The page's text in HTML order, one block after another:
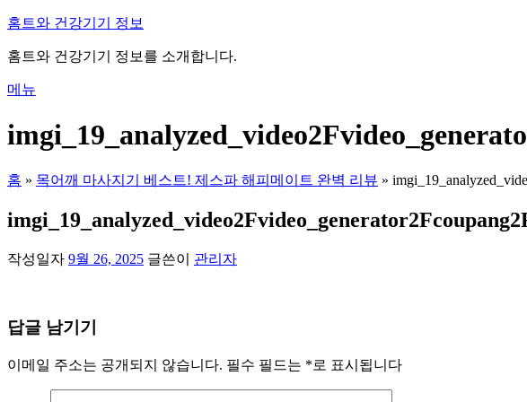
내
으
바
가
홈트와 건강기기 정보
홈트와 건강기기 정보를 소개합니다.
메뉴
홈 » 목어깨 마사지기 베스트! 제스파 해피메이트 완벽 리뷰 »
작성일자 9월 26, 2025 글쓴이 관리자
답글 남기기
이메일 주소는 공개되지 않습니다. 필수 필드는 *로 표시됩니다